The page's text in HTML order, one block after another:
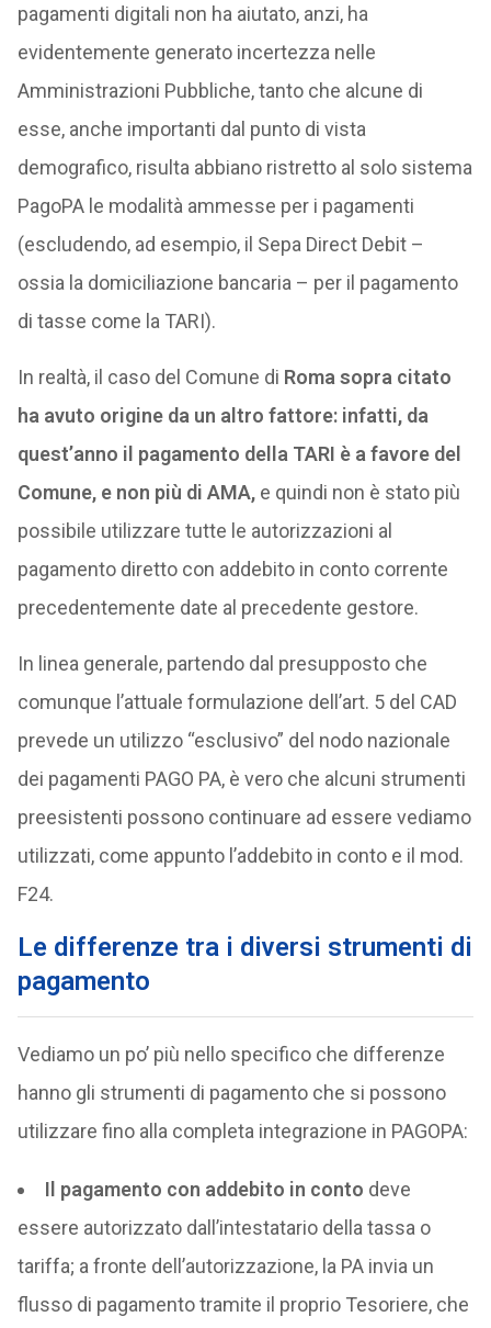
pagamenti digitali non ha aiutato, anzi, ha
evidentemente generato incertezza nelle
Amministrazioni Pubbliche, tanto che alcune di
esse, anche importanti dal punto di vista
demografico, risulta abbiano ristretto al solo sistema
PagoPA le modalità ammesse per i pagamenti
(escludendo, ad esempio, il Sepa Direct Debit –
ossia la domiciliazione bancaria – per il pagamento
di tasse come la TARI).
In realtà, il caso del Comune di Roma sopra citato
ha avuto origine da un altro fattore: infatti, da
quest’anno il pagamento della TARI è a favore del
Comune, e non più di AMA,e quindi non è stato più
possibile utilizzare tutte le autorizzazioni al
pagamento diretto con addebito in conto corrente
precedentemente date al precedente gestore.
In linea generale, partendo dal presupposto che
comunque l’attuale formulazione dell’art. 5 del CAD
prevede un utilizzo “esclusivo” del nodo nazionale
dei pagamenti PAGO PA, è vero che alcuni strumenti
preesistenti possono continuare ad essere vediamo
utilizzati, come appunto l’addebito in conto e il mod.
F24.
Le differenze tra i diversi strumenti di
pagamento
Vediamo un po’ più nello specifico che differenze
hanno gli strumenti di pagamento che si possono
utilizzare fino alla completa integrazione in PAGOPA:
Il pagamento con addebito in conto deve
essere autorizzato dall’intestatario della tassa o
tariffa; a fronte dell’autorizzazione, la PA invia un
flusso di pagamento tramite il proprio Tesoriere, che